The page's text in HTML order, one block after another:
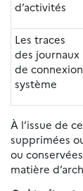
d’activités
Les traces
des journaux
de connexion
système
À l’issue de
supprimées
ou
matière